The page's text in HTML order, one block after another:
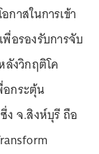
กาสในการเข้า
อรองรับการจับ
งวิกฤติโค
กระตุ้น
ง จ.สิงห์บุรี ถือ